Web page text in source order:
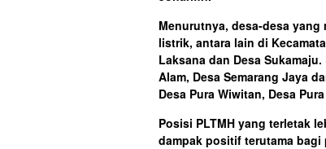
Menurutnya, desa-desa
listrik, antara lain di
Laksana dan Desa
Alam, Desa Semarang Jaya
Desa Pura Wiwitan, Desa
Posisi PLTMH yang terletak
dampak positif terutama